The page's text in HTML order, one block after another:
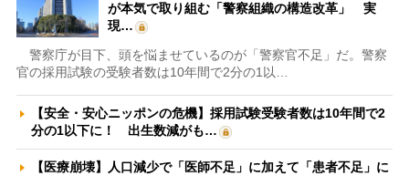
が本気で取り組む「警察組織の構造改革」 実
現…
警察庁が目下、頭を悩ませているのが「警察官不足」だ。警察
官の採用試験の受験者数は10年間で2分の1以…
【安全・安心ニッポンの危機】採用試験受験者数は10年間で2
分の1以下に！ 出生数減がも…
【医療崩壊】人口減少で「医師不足」に加えて「患者不足」に